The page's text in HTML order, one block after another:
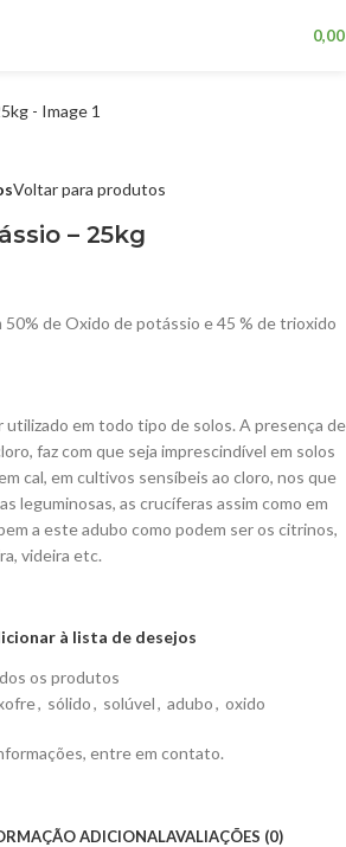
Voltar para produtos
– 25kg
de Oxido de potássio e 45 % de trioxido
utilizado em todo tipo de solos. A presença de
faz com que seja imprescindível em solos
cal, em cultivos sensíbeis ao cloro, nos que
leguminosas, as crucíferas assim como em
a este adubo como podem ser os citrinos,
videira etc.
à lista de desejos
os produtos
, sólido, solúvel, adubo, oxido
entre em contato.
ADICIONALAVALIAÇÕES (0)